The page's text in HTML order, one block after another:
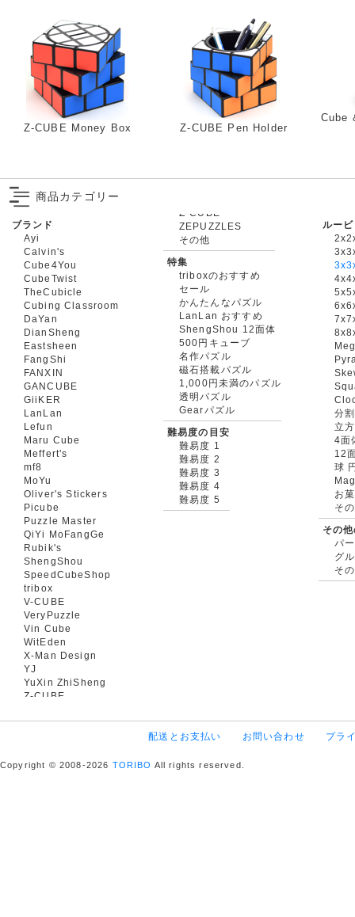
Z-CUBE Money Box Z-CUBE Pen Holder
Cube
商品カテゴリー
ブランド
Ayi
Calvin's
Cube4You
CubeTwist
TheCubicle
Cubing Classroom
DaYan
DianSheng
Eastsheen
FangShi
FANXIN
GANCUBE
GiiKER
LanLan
Lefun
Maru Cube
Meffert's
mf8
MoYu
Oliver's Stickers
Picube
Puzzle Master
QiYi MoFangGe
Rubik's
ShengShou
SpeedCubeShop
tribox
V-CUBE
VeryPuzzle
Vin Cube
WitEden
X-Man Design
YJ
YuXin ZhiSheng
Z-CUBE
ZEPUZZLES
その他
特集
triboxのおすすめ
セール
かんたんなパズル
LanLan おすすめ
ShengShou 12面体
500円キューブ
名作パズル
磁石搭載パズル
1,000円未満のパズル
透明パズル
Gearパズル
難易度の目安
難易度 1
難易度 2
難易度 3
難易度 4
難易度 5
ルー
分
立
4面
12
球
お
そ
その
パ
グ
そ
配送とお支払い お問い合わせ プラ
Copyright © 2008-2026 TORIBO All rights reserved.